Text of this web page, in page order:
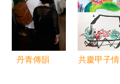
間藝術節盛
大啟幕
幕，共繪文
化同心圓
丹青傳韻
共慶甲子情